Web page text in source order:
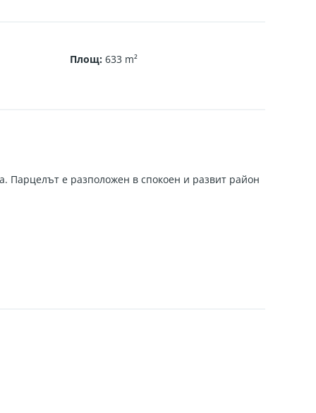
Площ: 633 m²
Парцелът е разположен в спокоен и развит район